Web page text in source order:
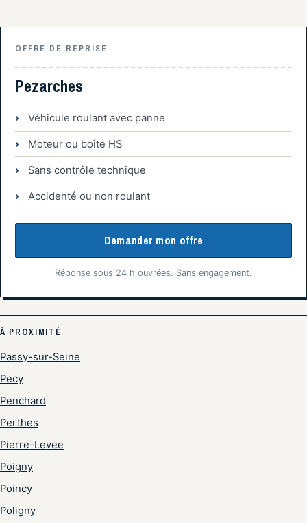
OFFRE DE REPRISE
Pezarches
Véhicule roulant avec panne
Moteur ou boîte HS
Sans contrôle technique
Accidenté ou non roulant
Demander mon offre
Réponse sous 24 h ouvrées. Sans engagement.
À PROXIMITÉ
Passy-sur-Seine
Pecy
Penchard
Perthes
Pierre-Levee
Poigny
Poincy
Poligny